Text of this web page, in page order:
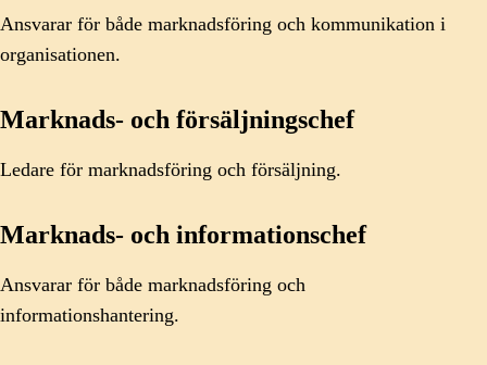
Ansvarar för både marknadsföring och kommunikation i
organisationen.
Marknads- och försäljningschef
Ledare för marknadsföring och försäljning.
Marknads- och informationschef
Ansvarar för både marknadsföring och
informationshantering.